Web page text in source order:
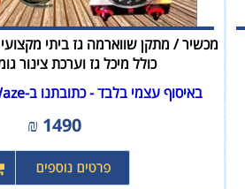
כולל מיכל גז וערכת צינור
באיסוף עצמי בלבד - כתובתנו ב-Waze אלקטרוגז פ"ת
1490
₪